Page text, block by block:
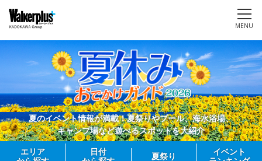
MENU
夏のイベント情報が満載！夏祭りやプール、海水浴場、
キャンプ場など遊べるスポットを大紹介
エリア
日付
夏祭り
イベント